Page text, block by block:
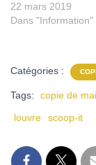
22 mars 2019
Dans "Information"
Catégories :
Tags: copie de
louvre
scoop-it